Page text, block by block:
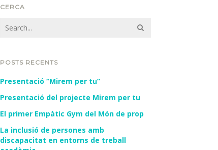
CERCA
POSTS RECENTS
Presentació “Mirem per tu”
Presentació del projecte Mirem per tu
El primer Empàtic Gym del Món de prop
La inclusió de persones amb
discapacitat en entorns de treball